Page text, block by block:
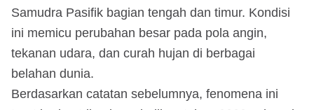
Samudra Pasifik bagian tengah dan timur. Kondisi
ini memicu perubahan besar pada pola angin,
tekanan udara, dan curah hujan di berbagai
belahan dunia.
Berdasarkan catatan sebelumnya, fenomena ini